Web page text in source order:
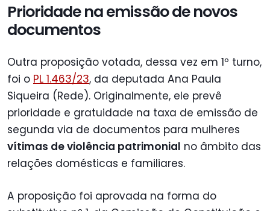
Prioridade na emissão de novos
documentos
Outra proposição votada, dessa vez em 1º turno,
foi o PL 1.463/23, da deputada Ana Paula
Siqueira (Rede). Originalmente, ele prevê
prioridade e gratuidade na taxa de emissão de
segunda via de documentos para mulheres
vítimas de violência patrimonial no âmbito das
relações domésticas e familiares.
A proposição foi aprovada na forma do